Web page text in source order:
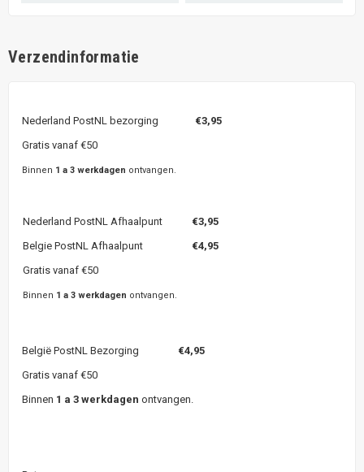
Verzendinformatie
Nederland PostNL bezorging €3,95
Gratis vanaf €50
Binnen 1 a 3 werkdagen ontvangen.
Nederland PostNL Afhaalpunt €3,95
Belgie PostNL Afhaalpunt
€4,95
Gratis vanaf €50
Binnen 1 a 3 werkdagen ontvangen.
België PostNL Bezorging €4,95
Gratis vanaf €50
Binnen 1 a 3 werkdagen ontvangen.